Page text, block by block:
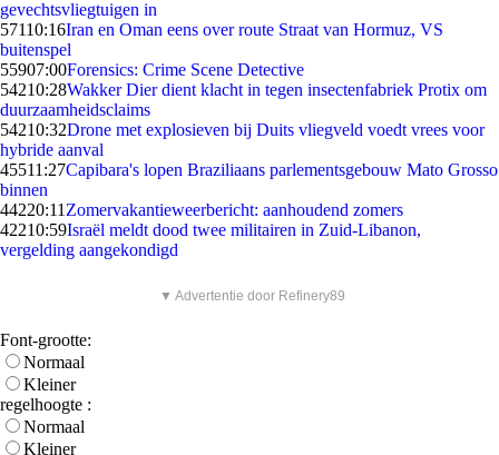
gevechtsvliegtuigen in
57110:16Iran en Oman eens over route Straat van Hormuz, VS
buitenspel
55907:00Forensics: Crime Scene Detective
54210:28Wakker Dier dient klacht in tegen insectenfabriek Protix om
duurzaamheidsclaims
54210:32Drone met explosieven bij Duits vliegveld voedt vrees voor
hybride aanval
45511:27Capibara's lopen Braziliaans parlementsgebouw Mato Grosso
binnen
44220:11 Zomervakantieweerbericht: aanhoudend zomers
42210:59Israël meldt dood twee militairen in Zuid-Libanon,
vergelding aangekondigd
▼ Advertentie door Refinery89
Font-grootte:
Normaal
Kleiner
regelhoogte :
Normaal
Kleiner